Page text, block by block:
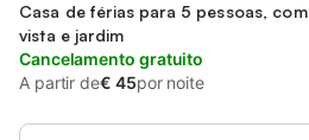
Casa de férias para 5 pessoas, com
vista e jardim
Cancelamento gratuito
A partir de€ 45por noite